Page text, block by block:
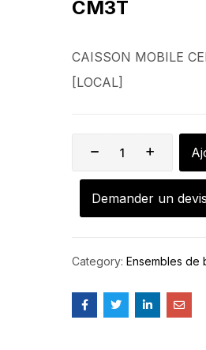
CM3T
CAISSON MOBILE
[LOCAL]
Demander un devis
Category: Ensembles de